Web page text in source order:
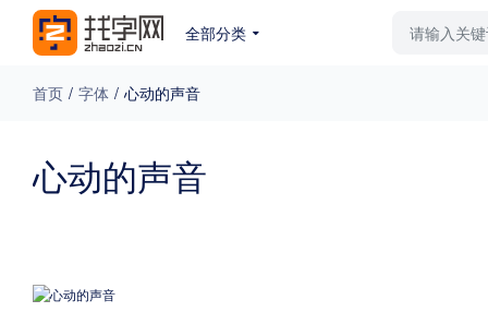
全部分类
免费下载 收费下载
首页 / 字体 / 心动的声音
心动的声音